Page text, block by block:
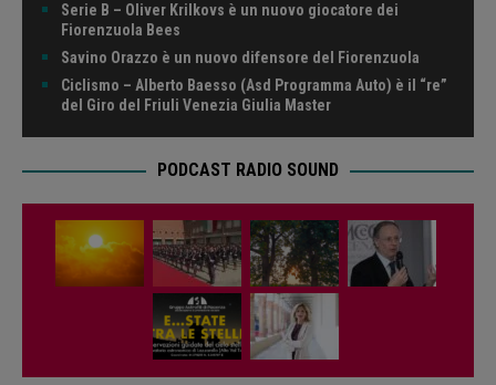
Serie B – Oliver Krilkovs è un nuovo giocatore dei
Fiorenzuola Bees
Savino Orazzo è un nuovo difensore del Fiorenzuola
Ciclismo – Alberto Baesso (Asd Programma Auto) è il “re”
del Giro del Friuli Venezia Giulia Master
PODCAST RADIO SOUND